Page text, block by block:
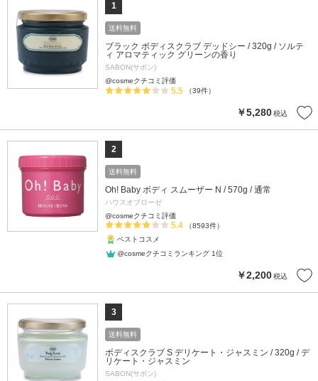
1
送料無料
ブラック ボディスクラブ デッドシー / 320g / ソルテ
ィ アロマティック グリーンの香り
SABON(サボン)
@cosmeクチコミ評価
5.5 （39件）
￥5,280税込
2
送料無料
Oh! Baby ボディ スムーザー N / 570g / 通常
ハウスオブローゼ
@cosmeクチコミ評価
5.4
（8593件）
ベストコスメ
@cosmeクチコミランキング 1位
￥2,200税込
3
送料無料
ボディスクラブ S デリケート・ジャスミン / 320g / デ
リケート・ジャスミン
SABON(サボン)